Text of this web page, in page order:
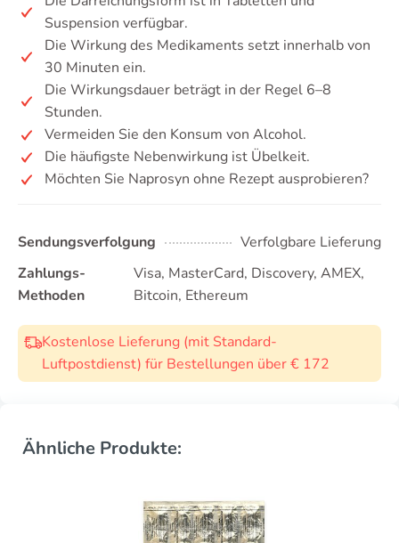
Suspension verfügbar.
Die Wirkung des Medikaments setzt innerhalb von
30 Minuten ein.
Die Wirkungsdauer beträgt in der Regel 6–8
Stunden.
Vermeiden Sie den Konsum von Alcohol.
Die häufigste Nebenwirkung ist Übelkeit.
Möchten Sie Naprosyn ohne Rezept ausprobieren?
Sendungsverfolgung
Verfolgbare Lieferung
Zahlungs-
Methoden
Visa, MasterCard, Discovery, AMEX,
Bitcoin, Ethereum
Kostenlose Lieferung (mit Standard-
Luftpostdienst) für Bestellungen über € 172
Ähnliche Produkte: